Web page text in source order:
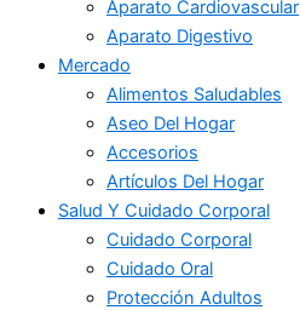
Aparato Cardiovascular
Aparato Digestivo
Mercado
Alimentos Saludables
Aseo Del Hogar
Accesorios
Artículos Del Hogar
Salud Y Cuidado Corporal
Cuidado Corporal
Cuidado Oral
Protección Adultos